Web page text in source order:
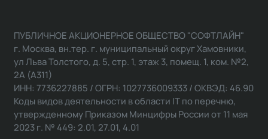
ПУБЛИЧНОЕ АКЦИОНЕРНОЕ ОБЩЕСТВО "СОФТЛАЙН"
г. Москва, вн.тер. г. муниципальный округ Хамовники,
ул Льва Толстого, д. 5, стр. 1, этаж 3, помещ. 1, ком. №2,
2А (А311)
ИНН: 7736227885 / ОГРН: 1027736009333 / ОКВЭД: 46.90
Коды видов деятельности в области IT по перечню,
утвержденному Приказом Минцифры России от 11 мая
2023 г. № 449: 2.01, 27.01, 4.01